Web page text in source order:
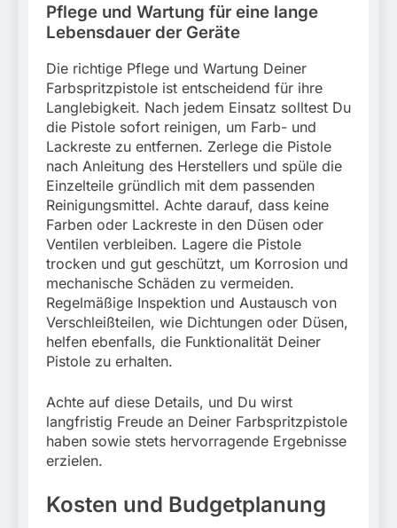
Pflege und Wartung für eine lange
Lebensdauer der Geräte
Die richtige Pflege und Wartung Deiner
Farbspritzpistole ist entscheidend für ihre
Langlebigkeit. Nach jedem Einsatz solltest Du
die Pistole sofort reinigen, um Farb- und
Lackreste zu entfernen. Zerlege die Pistole
nach Anleitung des Herstellers und spüle die
Einzelteile gründlich mit dem passenden
Reinigungsmittel. Achte darauf, dass keine
Farben oder Lackreste in den Düsen oder
Ventilen verbleiben. Lagere die Pistole
trocken und gut geschützt, um Korrosion und
mechanische Schäden zu vermeiden.
Regelmäßige Inspektion und Austausch von
Verschleißteilen, wie Dichtungen oder Düsen,
helfen ebenfalls, die Funktionalität Deiner
Pistole zu erhalten.
Achte auf diese Details, und Du wirst
langfristig Freude an Deiner Farbspritzpistole
haben sowie stets hervorragende Ergebnisse
erzielen.
Kosten und Budgetplanung